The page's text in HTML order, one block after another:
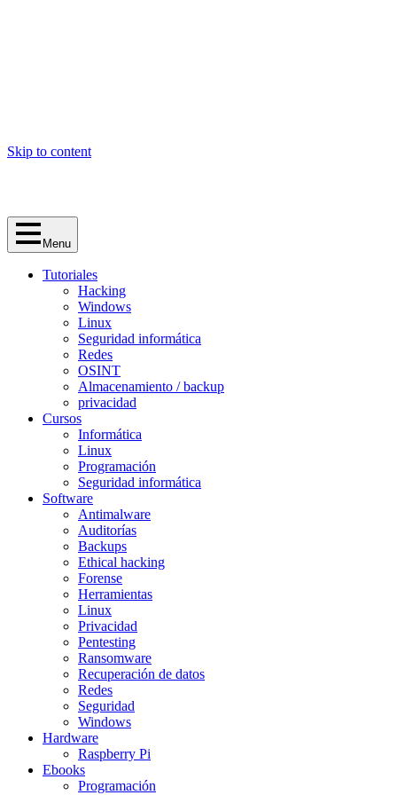
Skip to content
Menu
Tutoriales
Hacking
Windows
Linux
Seguridad informática
Redes
OSINT
Almacenamiento / backup
privacidad
Cursos
Informática
Linux
Programación
Seguridad informática
Software
Antimalware
Auditorías
Backups
Ethical hacking
Forense
Herramientas
Linux
Privacidad
Pentesting
Ransomware
Recuperación de datos
Redes
Seguridad
Windows
Hardware
Raspberry Pi
Ebooks
Programación